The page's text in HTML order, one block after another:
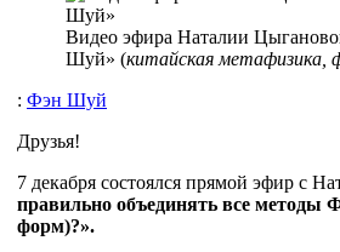
Видео эфира Наталии
Шуй» (китайская метафизика,
: Фэн Шуй
Друзья!
7 декабря состоялся прямой эфир с
правильно объединять все
форм)?».